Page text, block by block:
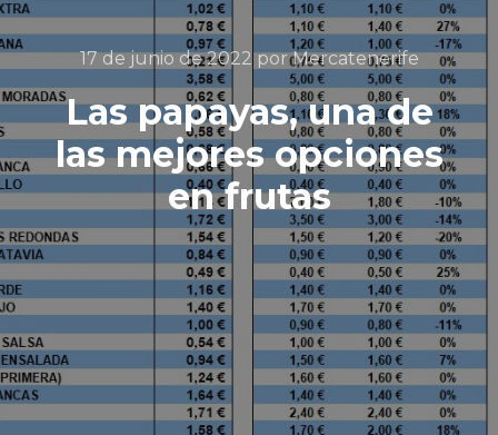
17 de junio de 2022porMercatenerife
Las papayas, una de
las mejores opciones
en frutas